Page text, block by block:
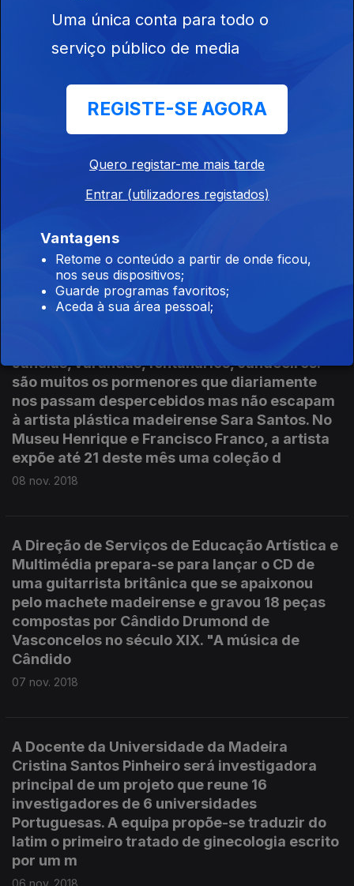
Portugal tem pouca capacidade financeira
portuguesa dos séculos XVI e XVII. No entanto,
a conservadora do Museu Nacional de Arte
Antiga considera de certa forma positiva essa
"A mulher certa", do escrior Húngaro Sandór
Marái, é a leitura que lhe sugerimos esta
semana. A escolha é de Carla Martins.
09 nov. 2018
Janelas, varandas, fontanários, candeeiros:
são muitos os pormenores que diariamente
nos passam despercebidos mas não escapam
à artista plástica madeirense Sara Santos. No
Museu Henrique e Francisco Franco, a artista
expõe até 21 deste mês uma coleção d
08 nov. 2018
A Direção de Serviços de Educação Artística e
Multimédia prepara-se para lançar o CD de
uma guitarrista britânica que se apaixonou
pelo machete madeirense e gravou 18 peças
compostas por Cândido Drumond de
Vasconcelos no século XIX. "A música de
Cândido
07 nov. 2018
A Docente da Universidade da Madeira
Cristina Santos Pinheiro será investigadora
principal de um projeto que reune 16
investigadores de 6 universidades
Portuguesas. A equipa propõe-se traduzir do
latim o primeiro tratado de ginecologia escrito
por um m
06 nov. 2018
Uma única conta para todo o
serviço público de media
REGISTE-SE AGORA
Quero registar-me mais tarde
Entrar (utilizadores registados)
Vantagens
Retome o conteúdo a partir de onde ficou,
nos seus dispositivos;
Guarde programas favoritos;
Aceda à sua área pessoal;